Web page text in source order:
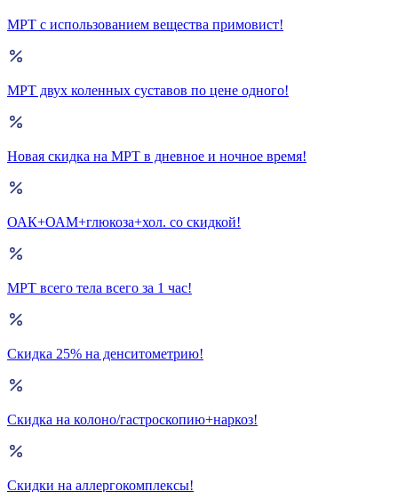
МРТ с использованием вещества примовист!
МРТ двух коленных суставов по цене одного!
Новая скидка на МРТ в дневное и ночное время!
ОАК+ОАМ+глюкоза+хол. со скидкой!
МРТ всего тела всего за 1 час!
Скидка 25% на денситометрию!
Скидка на колоно/гастроскопию+наркоз!
Скидки на аллергокомплексы!